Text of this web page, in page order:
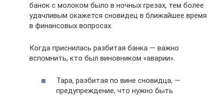
банок с молоком было в ночных грезах, тем более
удачливым окажется сновидец в ближайшее время
в финансовых вопросах.
Когда приснилась разбитая банка — важно
вспомнить, кто был виновником «аварии».
Тара, разбитая по вине сновидца, —
предупреждение, что нужно быть